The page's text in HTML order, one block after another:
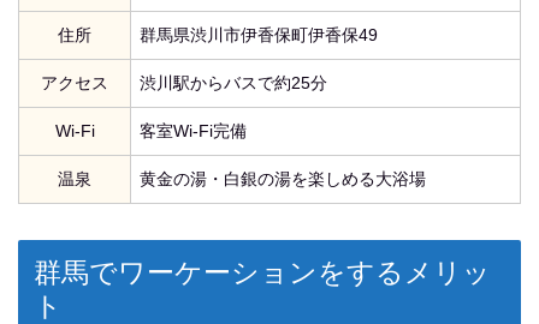
住所 群馬県渋川市伊香保町伊香保49
アクセス 渋川駅からバスで約25分
Wi-Fi 客室Wi-Fi完備
温泉 黄金の湯・白銀の湯を楽しめる大浴場
群馬でワーケーションをするメリッ
ト